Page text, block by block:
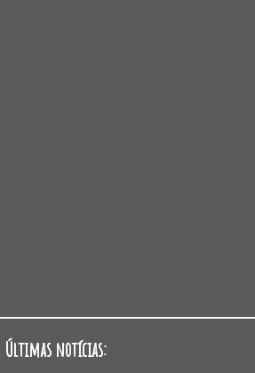
Últimas notícias: